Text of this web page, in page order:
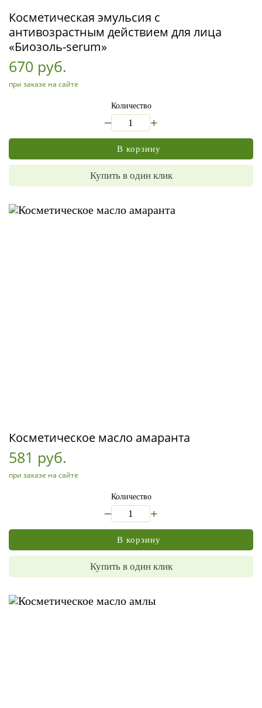
Косметическая эмульсия с
антивозрастным действием для лица
«Биозоль-serum»
670 руб.
при заказе на сайте
Количество
+
В корзину
Купить в один клик
Косметическое масло амаранта
581 руб.
при заказе на сайте
Количество
+
В корзину
Купить в один клик